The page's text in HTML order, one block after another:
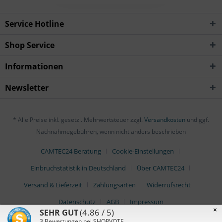
Service Hotline
Shop Service
Informationen
Newsletter
* Alle Preise inkl. gesetzl. Mehrwertsteuer zzgl. Versandkosten und ggf.
Nachnahmegebühren, wenn nicht anders beschrieben
CAMTEC24 Beratung
Cookie-Einstellungen
Einbruchstatistik in Deutschland
Über CAMTEC24
Versand & Lieferzeit
Zahlungsarten
Widerrufsrecht
Datenschutz
AGB Impressum
×
SEHR GUT(4.86 / 5)